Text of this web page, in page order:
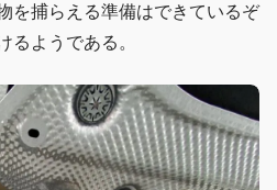
を捕らえる準備はできているぞ
るようである。